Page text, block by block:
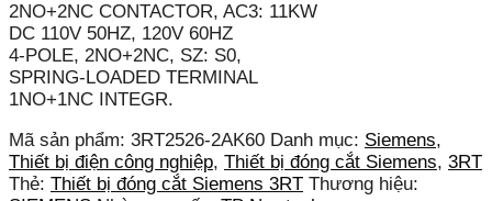
2NO+2NC CONTACTOR, AC3: 11KW
DC 110V 50HZ, 120V 60HZ
4-POLE, 2NO+2NC, SZ: S0,
SPRING-LOADED TERMINAL
1NO+1NC INTEGR.
Mã sản phẩm: 3RT2526-2AK60 Danh mục: Siemens,
Thiết bị điện công nghiệp, Thiết bị đóng cắt Siemens, 3RT
Thẻ: Thiết bị đóng cắt Siemens 3RT Thương hiệu: